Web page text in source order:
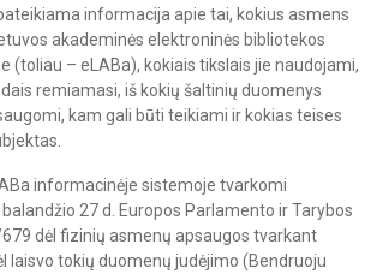
informacija apie tai, kokius asmens
akademinės elektroninės bibliotekos
(toliau – eLABa), kokiais tikslais jie naudojami,
remiamasi, iš kokių šaltinių duomenys
kam gali būti teikiami ir kokias teises
informacinėje sistemoje tvarkomi
27 d. Europos Parlamento ir Tarybos
dėl fizinių asmenų apsaugos tvarkant
laisvo tokių duomenų judėjimo (Bendruoju